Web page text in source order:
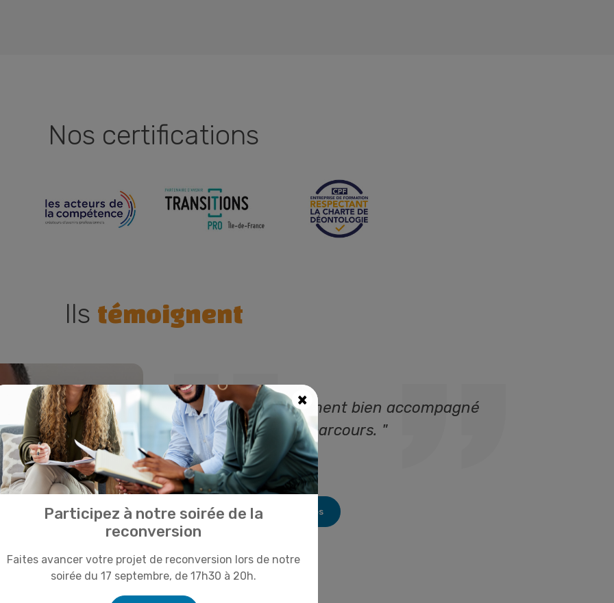
Nos certifications
Ils témoignent
"On se sent vraiment bien accompagné
tout au long du parcours. "
Les autres témoignages
×
Participez à notre soirée de la
reconversion
Faites avancer votre projet de reconversion lors de notre
soirée du 17 septembre, de 17h30 à 20h.